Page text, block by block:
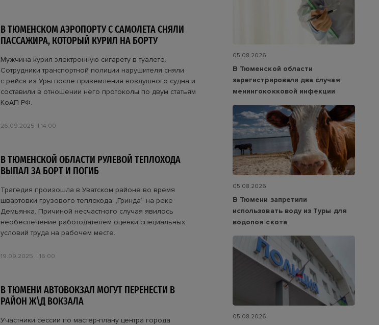
В ТЮМЕНСКОМ АЭРОПОРТУ С САМОЛЕТА СНЯЛИ
ПАССАЖИРА, КОТОРЫЙ КУРИЛ НА БОРТУ
Мужчина курил электронную сигарету в туалете.
Сотрудники транспортной полиции нарушителя сняли
с рейса из Уры после приземления воздушного судна и
составили в отношении него протоколы по двум статьям
КоАП РФ.
26.09.2025 14:00
В ТЮМЕНСКОЙ ОБЛАСТИ РУЛЕВОЙ ТЕПЛОХОДА
ВЫПАЛ ЗА БОРТ И ПОГИБ
Трагедия произошла в Уватском районе во время
швартовки грузового теплохода „Гринда“ на реке
Демьянка. Причиной несчастного случая явилось
необеспечение работодателем оценки специальных
условий труда на рабочем месте.
19.09.2025 16:00
В ТЮМЕНИ АВТОВОКЗАЛ МОГУТ ПЕРЕНЕСТИ В
РАЙОН Ж\Д ВОКЗАЛА
Участники сессии по мастер-плану центра города
05.08.2026
В Тюменской области
зарегистрировали два случая
менингококковой инфекции
05.08.2026
В Тюмени запретили
использовать воду из Туры для
водопоя скота
05.08.2026